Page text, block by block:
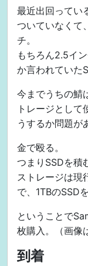
最近出回ってい
ついていなくて
チ。
もちろん2.5イ
か言われていた
今までうちの鯖
トレージとし
うするか問題が
金で殴る。
つまりSSDを積
ストレージは現
で、1TBのSSD
ということで
枚購入。（画像
到着